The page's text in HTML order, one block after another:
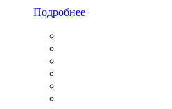
Подробнее